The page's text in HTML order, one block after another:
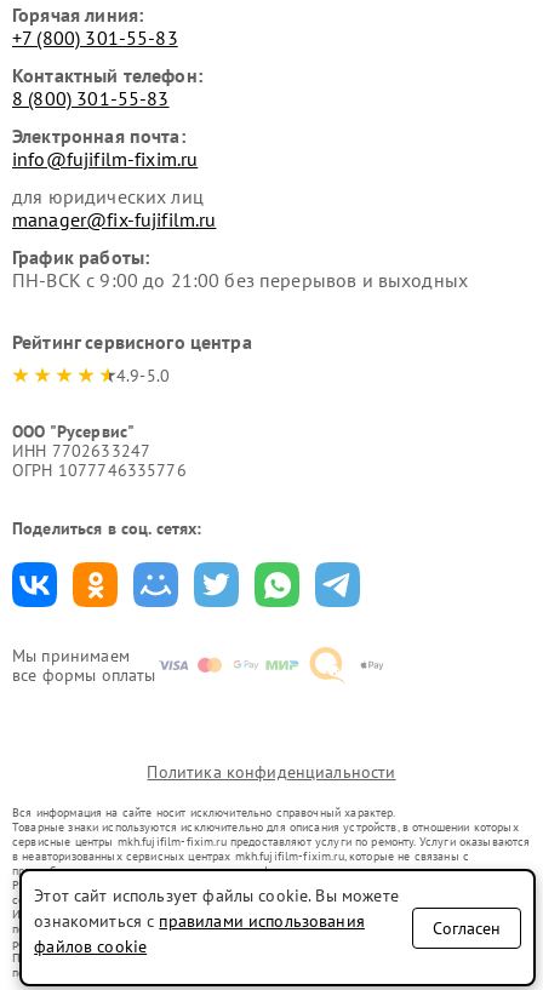
Мы принимаем
все формы оплаты
Горячая линия:
+7 (800) 301-55-83
Контактный телефон:
8 (800) 301-55-83
Электронная почта:
info@fujifilm-fixim.ru
для юридических лиц
manager@fix-fujifilm.ru
График работы:
ПН-ВСК с 9:00 до 21:00 без перерывов и выходных
Рейтинг сервисного центра
4.9-5.0
ООО "Русервис"
ИНН 7702633247
ОГРН 1077746335776
Поделиться в соц. сетях:
Политика конфиденциальности
Вся информация на сайте носит исключительно справочный характер.
Товарные знаки используются исключительно для описания устройств, в отношении которых
сервисные центры mkh.fujifilm-fixim.ru предоставляют услуги по ремонту. Услуги оказываются
в неавторизованных сервисных центрах mkh.fujifilm-fixim.ru, которые не связаны с
правообладателями товарных знаков или их официальными представителями.
Ремонт осуществляется для устройств, уже введенных в гражданский оборот в соответствии
со статьей 1487 ГК РФ.
Использование товарных знаков не преследует цели индивидуализации услуг или введения
потребителей в заблуждение, а служит для информирования о предоставляемых услугах по
ремонту техники указанных брендов.
Представленная на сайте информация не является публичной офертой, определяемой
положениями Статьи 437(2) Гражданского кодекса РФ
Этот сайт использует файлы cookie. Вы можете
ознакомиться с правилами использования
файлов cookie
Согласен